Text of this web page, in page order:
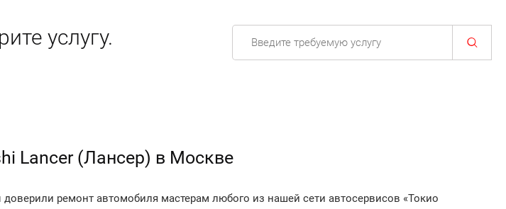
услугу.
Lancer (Лансер) в Москве
ремонт автомобиля мастерам любого из нашей сети автосервисов «Токио